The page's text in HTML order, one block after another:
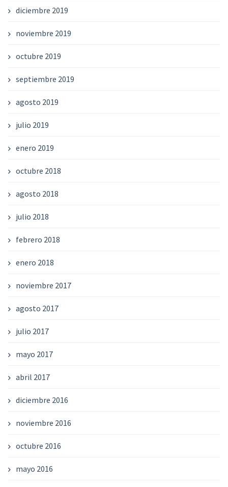
diciembre 2019
noviembre 2019
octubre 2019
septiembre 2019
agosto 2019
julio 2019
enero 2019
octubre 2018
agosto 2018
julio 2018
febrero 2018
enero 2018
noviembre 2017
agosto 2017
julio 2017
mayo 2017
abril 2017
diciembre 2016
noviembre 2016
octubre 2016
mayo 2016